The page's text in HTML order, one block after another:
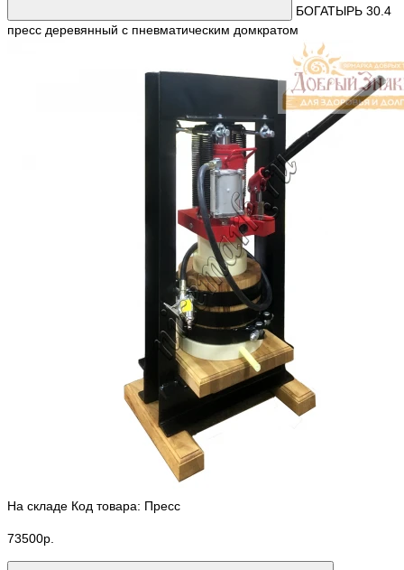
БОГАТЫРЬ 30.4
пресс деревянный с пневматическим домкратом
На складе Код товара: Пресс
73500р.